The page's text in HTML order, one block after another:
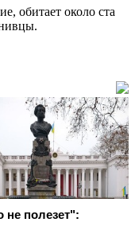
обитает около ста
не полезет":